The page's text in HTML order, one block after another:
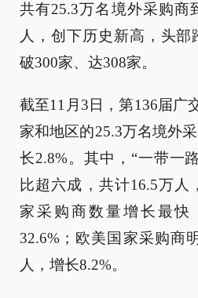
共有25.3万名境外采购商
人，创下历史新高，头
破300家、达308家。
截至11月3日，第136届广
家和地区的25.3万名境外
长2.8%。其中，“一带一
比超六成，共计16.5万人
家采购商数量增长最快
32.6%；欧美国家采购商
人，增长8.2%。